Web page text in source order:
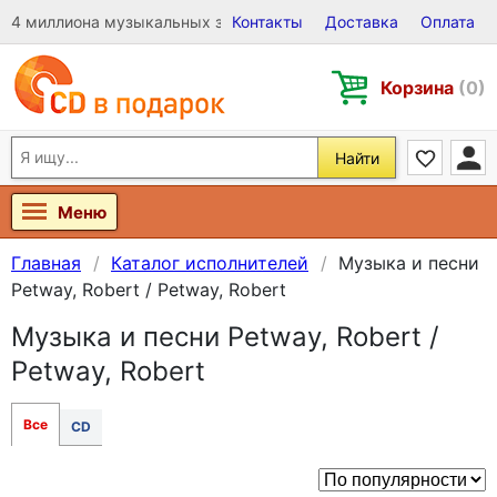
4 миллиона музыкальных записей на Виниле, CD и DVD
Контакты Доставка Оплата
Корзина (0)
Найти
Меню
Главная Каталог исполнителей
Музыка и песни
Petway, Robert / Petway, Robert
Музыка и песни Petway, Robert /
Petway, Robert
Все CD